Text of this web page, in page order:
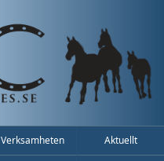
Verksamheten Aktuellt